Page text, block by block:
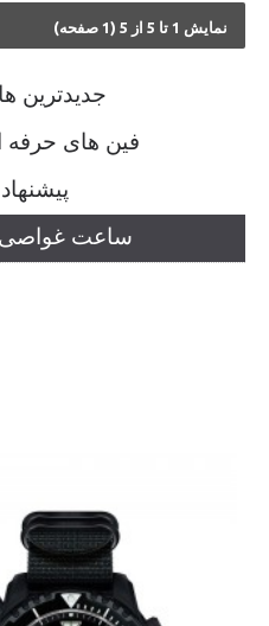
نمايش 1 تا 5 از 5 (1 صفحه)
جديدترين
فین های حرفه
ساعت غواصی Chris Benz